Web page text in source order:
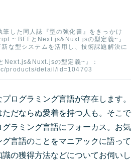
筆した同人誌『型の強化書』をきっかけ
~ BFFとNext.js&Nuxt.jsの型定義~』
な型システムを活用し、技術課題解決に
Next.js&Nuxt.jsの型定義~』：
products/detail/id=104703
ログラミング言語が存在します。
だならぬ愛着を持つ人も。そこで
ラミング言語にフォーカス。お気
言語のことをマニアックに語って
の獲得方法などについてお伺いし